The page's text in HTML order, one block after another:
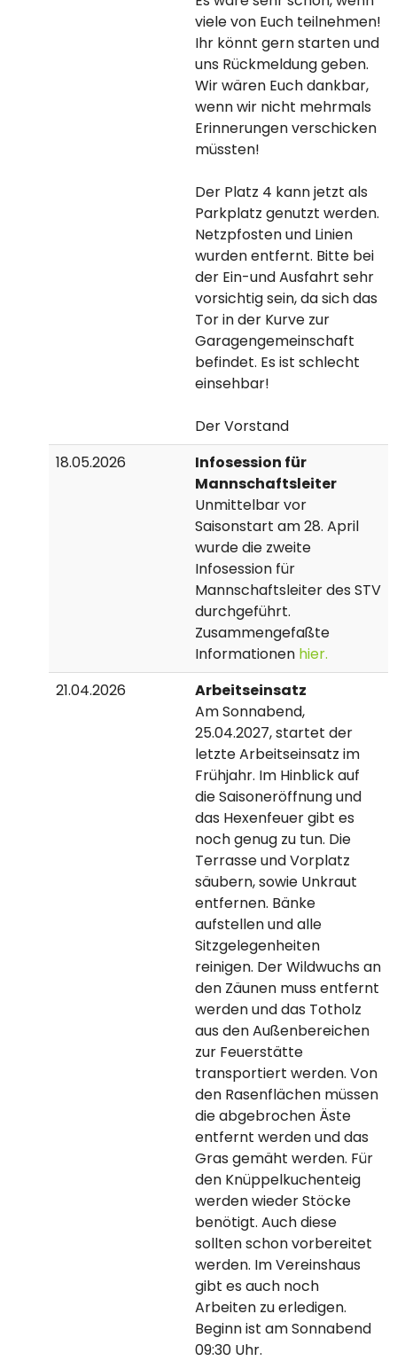
viele von Euch teilnehmen!
Ihr könnt gern starten und
uns Rückmeldung geben.
Wir wären Euch dankbar,
wenn wir nicht mehrmals
Erinnerungen verschicken
müssten!
Der Platz 4 kann jetzt als
Parkplatz genutzt werden.
Netzpfosten und Linien
wurden entfernt. Bitte bei
der Ein-und Ausfahrt sehr
vorsichtig sein, da sich das
Tor in der Kurve zur
Garagengemeinschaft
befindet. Es ist schlecht
einsehbar!
Der Vorstand
18.05.2026
Infosession für
Mannschaftsleiter
Unmittelbar vor
Saisonstart am 28. April
wurde die zweite
Infosession für
Mannschaftsleiter des STV
durchgeführt.
Zusammengefaßte
Informationen hier.
21.04.2026
Arbeitseinsatz
Am Sonnabend,
25.04.2027, startet der
letzte Arbeitseinsatz im
Frühjahr. Im Hinblick auf
die Saisoneröffnung und
das Hexenfeuer gibt es
noch genug zu tun. Die
Terrasse und Vorplatz
säubern, sowie Unkraut
entfernen. Bänke
aufstellen und alle
Sitzgelegenheiten
reinigen. Der Wildwuchs an
den Zäunen muss entfernt
werden und das Totholz
aus den Außenbereichen
zur Feuerstätte
transportiert werden. Von
den Rasenflächen müssen
die abgebrochen Äste
entfernt werden und das
Gras gemäht werden. Für
den Knüppelkuchenteig
werden wieder Stöcke
benötigt. Auch diese
sollten schon vorbereitet
werden. Im Vereinshaus
gibt es auch noch
Arbeiten zu erledigen.
Beginn ist am Sonnabend
09:30 Uhr.